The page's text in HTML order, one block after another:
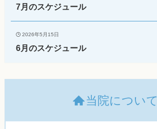
7月のスケジュール
2026年5月15日
6月のスケジュール
当院について